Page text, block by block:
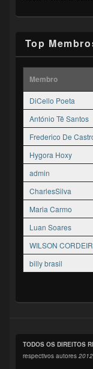
Top
Membro
DiCello Poeta
António Tê Santos
Frederico De
Hygora Hoxy
admin
CharlesSilva
Maria Carmo
Luan Soares
WILSON
billy brasil
TODOS OS DIREITOS
respectivos autores